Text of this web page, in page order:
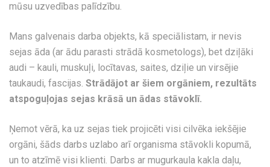
mūsu uzvedības palīdzību.
Mans galvenais darba objekts, kā speciālistam, ir nevis
sejas āda (ar ādu parasti strādā kosmetologs), bet dziļāki
audi – kauli, muskuļi, locītavas, saites, dziļie un virsējie
taukaudi, fascijas. Strādājot ar šiem orgāniem, rezultāts
atspoguļojas sejas krāsā un ādas stāvoklī.
Ņemot vērā, ka uz sejas tiek projicēti visi cilvēka iekšējie
orgāni, šāds darbs uzlabo arī organisma stāvokli kopumā,
un to atzīmē visi klienti. Darbs ar mugurkaula kakla daļu,